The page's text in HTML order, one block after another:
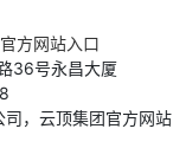
方网站入口
36号永昌大厦
，云顶集团官方网站